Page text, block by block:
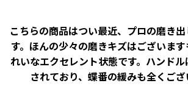
こちらの商品はつい最近、プロの磨き
す。ほんの少々の磨きキズはございま
れいなエクセレント状態です。ハンド
されており、蝶番の緩みも全くご